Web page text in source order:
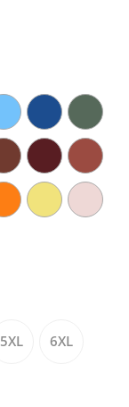
5XL 6XL